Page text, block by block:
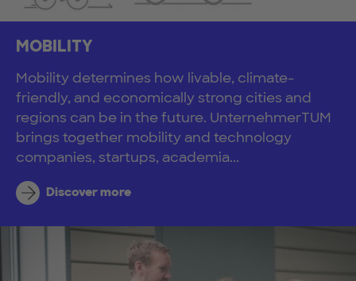
MOBILITY
Mobility determines how livable, climate-
friendly, and economically strong cities and
regions can be in the future. UnternehmerTUM
brings together mobility and technology
companies, startups, academia...
Discover more